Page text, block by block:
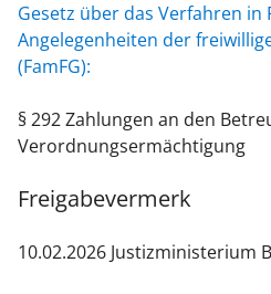
Gesetz über das Verfahren in
Angelegenheiten der
(FamFG):
§ 292 Zahlungen an den
Verordnungsermächtigung
Freigabevermerk
10.02.2026 Justizministerium